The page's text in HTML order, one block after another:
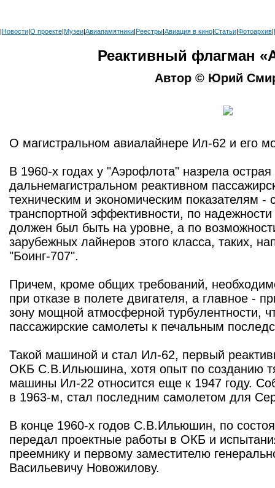
|Новости|О проекте|Музеи|Авиапамятники|Реестры|Авиация в кино|Статьи|Фотоархив|
Реактивный флагман
Автор © Юрий
О магистральном авиалайнере Ил-62 и его
В 1960-х годах у "Аэрофлота" назрела
дальнемагистральном реактивном
техническим и экономическим показателям -
транспортной эффективности, по
должен был быть на уровне, а по
зарубежных лайнеров этого класса, таких,
"Боинг-707".
Причем, кроме общих требований,
при отказе в полете двигателя, а главное -
зону мощной атмосферной турбулентности,
пассажирские самолеты к печальным
Такой машиной и стал Ил-62, первый
ОКБ С.В.Ильюшина, хотя опыт по созданию
машины Ил-22 относится еще к 1947 году.
в 1963-м, стал последним самолетом для
В конце 1960-х годов С.В.Ильюшин, по
передал проектные работы в ОКБ и
преемнику и первому заместителю
Васильевичу Новожилову.